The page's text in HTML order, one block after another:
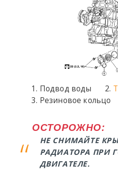
Подвод воды
Резиновое кольцо
ОСТОРОЖНО:
НЕ СНИМАЙТЕ
РАДИАТОРА ПРИ
ДВИГАТЕЛЕ.